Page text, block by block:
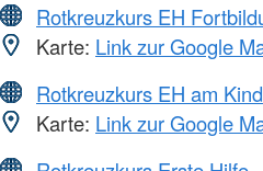
Rotkreuzkurs EH
Karte: Link zur Google
Rotkreuzkurs EH am Kind
Karte: Link zur Google